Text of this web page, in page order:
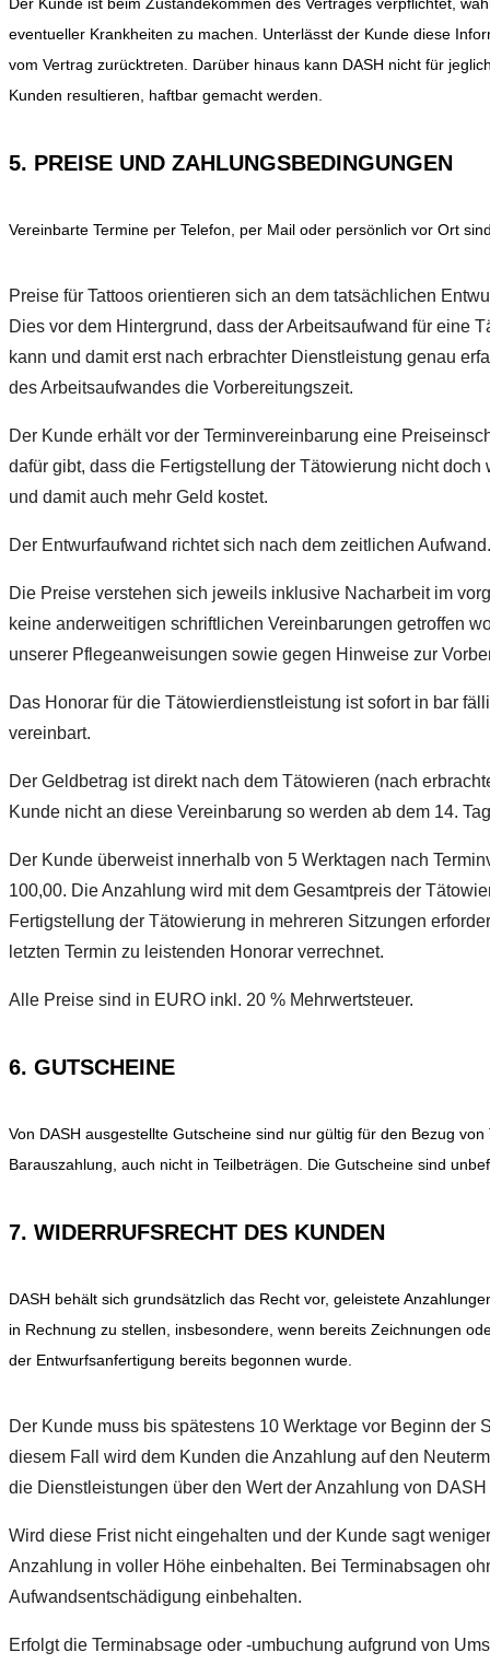
Der Kunde ist beim Zustandekommen des Vertrages verpflichtet,
eventueller Krankheiten zu machen. Unterlässt der Kunde diese
vom Vertrag zurücktreten. Darüber hinaus kann DASH nicht für
Kunden resultieren, haftbar gemacht werden.
5. PREISE UND ZAHLUNGSBEDINGUNGEN
Vereinbarte Termine per Telefon, per Mail oder persönlich vor Ort
Preise für Tattoos orientieren sich an dem tatsächlichen
Dies vor dem Hintergrund, dass der Arbeitsaufwand für eine
kann und damit erst nach erbrachter Dienstleistung genau
des Arbeitsaufwandes die Vorbereitungszeit.
Der Kunde erhält vor der Terminvereinbarung eine
dafür gibt, dass die Fertigstellung der Tätowierung nicht
und damit auch mehr Geld kostet.
Der Entwurfaufwand richtet sich nach dem zeitlichen Aufwand.
Die Preise verstehen sich jeweils inklusive Nacharbeit im
keine anderweitigen schriftlichen Vereinbarungen getroffen
unserer Pflegeanweisungen sowie gegen Hinweise zur
Das Honorar für die Tätowierdienstleistung ist sofort in bar
vereinbart.
Der Geldbetrag ist direkt nach dem Tätowieren (nach
Kunde nicht an diese Vereinbarung so werden ab dem 14.
Der Kunde überweist innerhalb von 5 Werktagen nach
100,00. Die Anzahlung wird mit dem Gesamtpreis der
Fertigstellung der Tätowierung in mehreren Sitzungen
letzten Termin zu leistenden Honorar verrechnet.
Alle Preise sind in EURO inkl. 20 % Mehrwertsteuer.
6. GUTSCHEINE
Von DASH ausgestellte Gutscheine sind nur gültig für den Bezug
Barauszahlung, auch nicht in Teilbeträgen. Die Gutscheine sind
7. WIDERRUFSRECHT DES KUNDEN
DASH behält sich grundsätzlich das Recht vor, geleistete
in Rechnung zu stellen, insbesondere, wenn bereits Zeichnungen
der Entwurfsanfertigung bereits begonnen wurde.
Der Kunde muss bis spätestens 10 Werktage vor Beginn der
diesem Fall wird dem Kunden die Anzahlung auf den
die Dienstleistungen über den Wert der Anzahlung von DASH
Wird diese Frist nicht eingehalten und der Kunde sagt
Anzahlung in voller Höhe einbehalten. Bei Terminabsagen
Aufwandsentschädigung einbehalten.
Erfolgt die Terminabsage oder -umbuchung aufgrund von